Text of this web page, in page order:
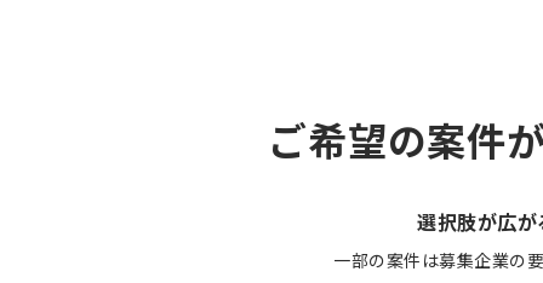
ご希望の案件
選択肢が広が
一部の案件は募集企業の